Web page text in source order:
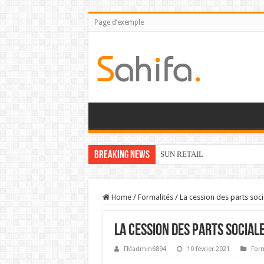
Page d’exemple
Breaking News SUN RETAIL
Home / Formalités / La cession des parts
La cession des parts
FMadmin6894 10 février 2021